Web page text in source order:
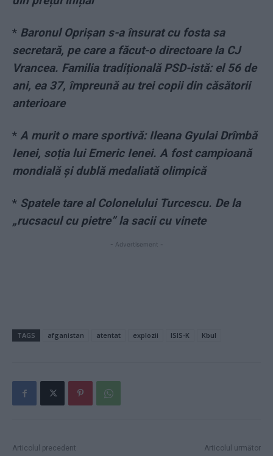
* Baronul Oprișan s-a însurat cu fosta sa
secretară, pe care a făcut-o directoare la CJ
Vrancea. Familia tradițională PSD-istă: el 56 de
ani, ea 37, împreună au trei copii din căsătorii
anterioare
* A murit o mare sportivă: Ileana Gyulai Drîmbă
Ienei, soția lui Emeric Ienei. A fost campioană
mondială și dublă medaliată olimpică
* Spatele tare al Colonelului Turcescu. De la
„rucsacul cu pietre” la sacii cu vinete
- Advertisement -
TAGS afganistan atentat explozii ISIS-K Kbul
Articolul precedent Articolul următor